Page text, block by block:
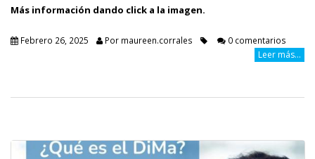
Más información dando click a la imagen.
Febrero 26, 2025 Por maureen.corrales 0 comentarios
Leer más...